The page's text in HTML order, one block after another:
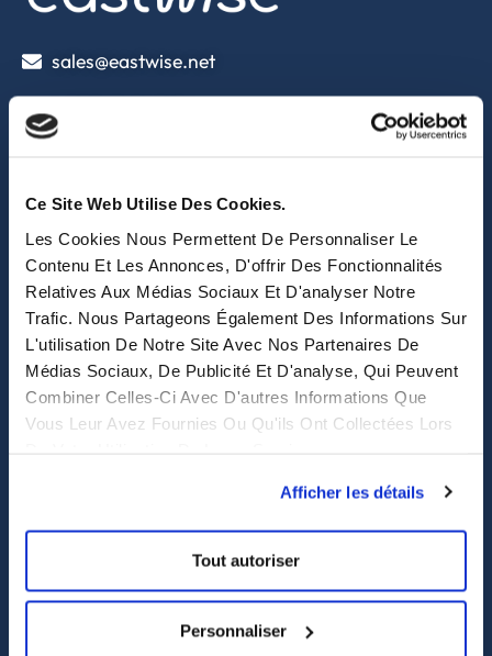
Ce Site Web Utilise Des Cookies.
Les Cookies Nous Permettent De Personnaliser Le
Contenu Et Les Annonces, D'offrir Des Fonctionnalités
Relatives Aux Médias Sociaux Et D'analyser Notre
Trafic. Nous Partageons Également Des Informations Sur
L'utilisation De Notre Site Avec Nos Partenaires De
Médias Sociaux, De Publicité Et D'analyse, Qui Peuvent
Combiner Celles-Ci Avec D'autres Informations Que
Vous Leur Avez Fournies Ou Qu'ils Ont Collectées Lors
Afficher les détails
Tout autoriser
Personnaliser
sales@eastwise.net
(+852) 3621 0156
eastwise
Purchasing solutions
Procurement solutions
End-to-End Supply Partner
Contrôle qualité
Supply chain et approvisionnement